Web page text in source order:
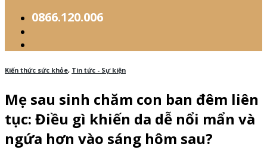
0866.120.006
Kiến thức sức khỏe, Tin tức - Sự kiện
Mẹ sau sinh chăm con ban đêm liên
tục: Điều gì khiến da dễ nổi mẩn và
ngứa hơn vào sáng hôm sau?